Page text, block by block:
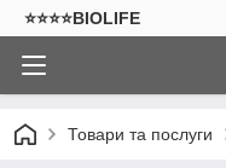
⭐⭐⭐⭐BIOLIFE
Товари та послуги